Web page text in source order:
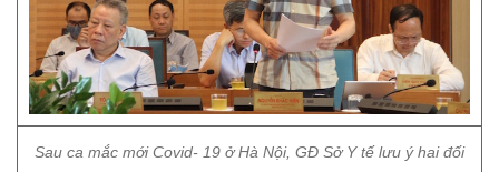
Sau ca mắc mới Covid- 19 ở Hà Nội, GĐ Sở Y tế lưu ý hai đối